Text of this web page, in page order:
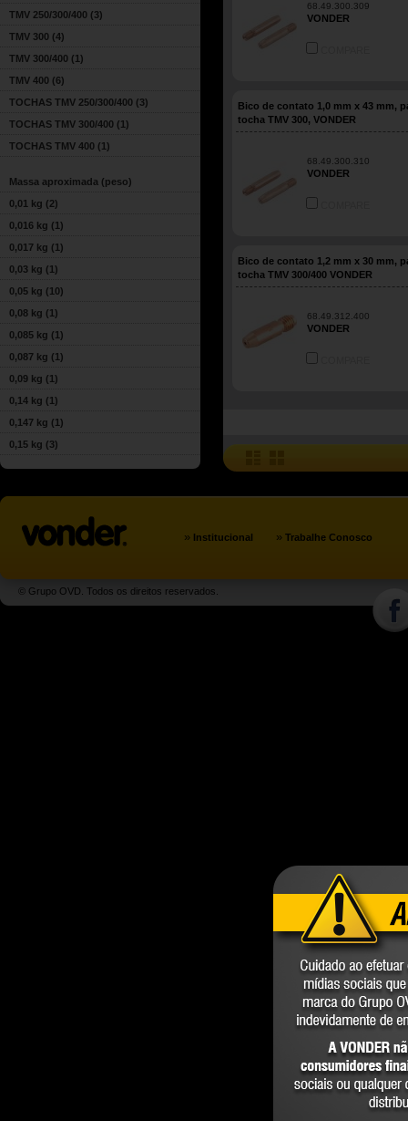
TMV 250/300/400 (3)
TMV 300 (4)
TMV 300/400 (1)
TMV 400 (6)
TOCHAS TMV 250/300/400 (3)
TOCHAS TMV 300/400 (1)
TOCHAS TMV 400 (1)
Massa aproximada (peso)
0,01 kg (2)
0,016 kg (1)
0,017 kg (1)
0,03 kg (1)
0,05 kg (10)
0,08 kg (1)
0,085 kg (1)
0,087 kg (1)
0,09 kg (1)
0,14 kg (1)
0,147 kg (1)
0,15 kg (3)
68.49.300.309
VONDER
Bico de contato 1,0 mm x 43 mm,
tocha TMV 300, VONDER
68.49.300.310
VONDER
Bico de contato 1,2 mm x 30 mm,
tocha TMV 300/400 VONDER
68.49.312.400
VONDER
» Institucional » Trabalhe Conosco
© Grupo OVD. Todos os direitos reservados.